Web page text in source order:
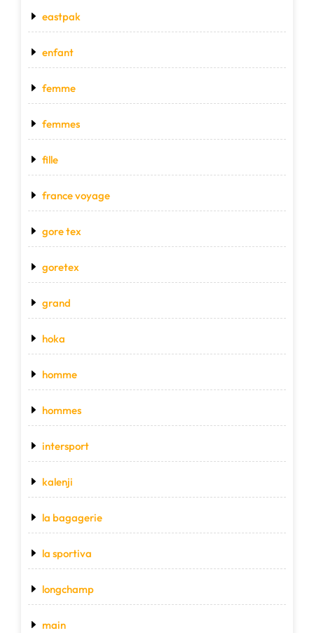
eastpak
enfant
femme
femmes
fille
france voyage
gore tex
goretex
grand
hoka
homme
hommes
intersport
kalenji
la bagagerie
la sportiva
longchamp
main